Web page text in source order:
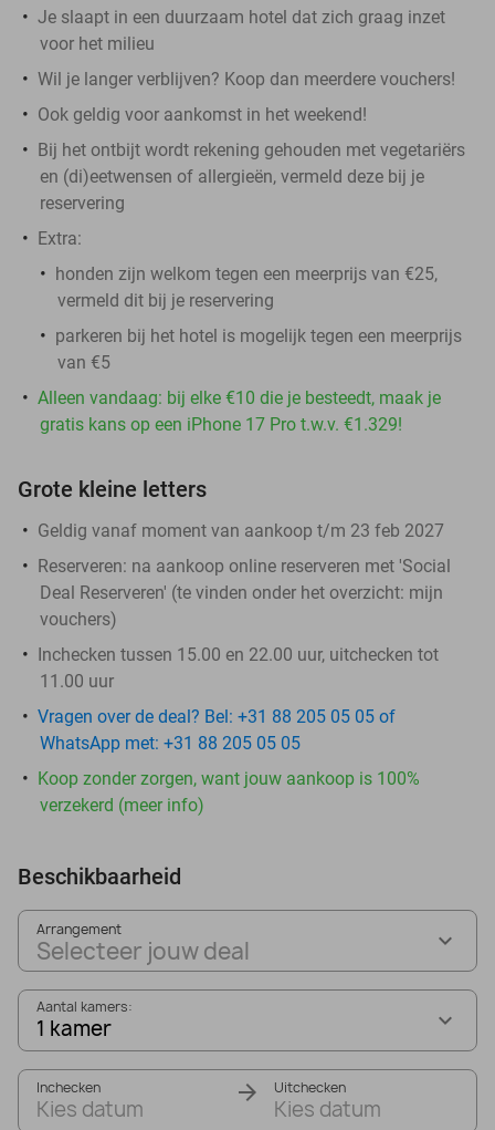
Je slaapt in een duurzaam hotel dat zich graag inzet
voor het milieu
Wil je langer verblijven? Koop dan meerdere vouchers!
Ook geldig voor aankomst in het weekend!
Bij het ontbijt wordt rekening gehouden met vegetariërs
en (di)eetwensen of allergieën, vermeld deze bij je
reservering
Extra:
honden zijn welkom tegen een meerprijs van €25,
vermeld dit bij je reservering
parkeren bij het hotel is mogelijk tegen een meerprijs
van €5
Alleen vandaag: bij elke €10 die je besteedt, maak je
gratis kans op een iPhone 17 Pro t.w.v. €1.329!
Grote kleine letters
Geldig vanaf moment van aankoop t/m 23 feb 2027
Reserveren: na aankoop online reserveren met 'Social
Deal Reserveren' (te vinden onder het overzicht: mijn
vouchers)
Inchecken tussen 15.00 en 22.00 uur, uitchecken tot
11.00 uur
Vragen over de deal? Bel: +31 88 205 05 05 of
WhatsApp met: +31 88 205 05 05
Koop zonder zorgen, want jouw aankoop is 100%
verzekerd (meer info)
Beschikbaarheid
Arrangement
Selecteer jouw deal
Aantal kamers:
1 kamer
Inchecken
Kies datum
Uitchecken
Kies datum